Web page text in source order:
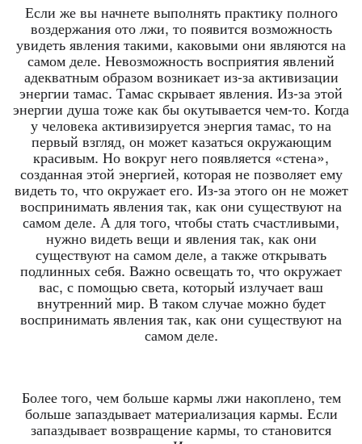
Если же вы начнете выполнять практику полного
воздержания ото лжи, то появится возможность
увидеть явления такими, каковыми они являются на
самом деле. Невозможность восприятия явлений
адекватным образом возникает из-за активизации
энергии тамас. Тамас скрывает явления. Из-за этой
энергии душа тоже как бы окутывается чем-то. Когда
у человека активизируется энергия тамас, то на
первый взгляд, он может казаться окружающим
красивым. Но вокруг него появляется «стена»,
созданная этой энергией, которая не позволяет ему
видеть то, что окружает его. Из-за этого он не может
воспринимать явления так, как они существуют на
самом деле. А для того, чтобы стать счастливыми,
нужно видеть вещи и явления так, как они
существуют на самом деле, а также открывать
подлинных себя. Важно освещать то, что окружает
вас, с помощью света, который излучает ваш
внутренний мир. В таком случае можно будет
воспринимать явления так, как они существуют на
самом деле.
Более того, чем больше кармы лжи накоплено, тем
больше запаздывает материализация кармы. Если
запаздывает возвращение кармы, то становится